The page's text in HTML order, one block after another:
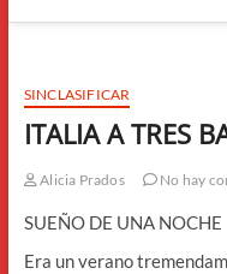
SINCLASIFICAR
ITALIA A TRES
Alicia Prados No hay
SUEÑO DE UNA NOCHE
Era un verano